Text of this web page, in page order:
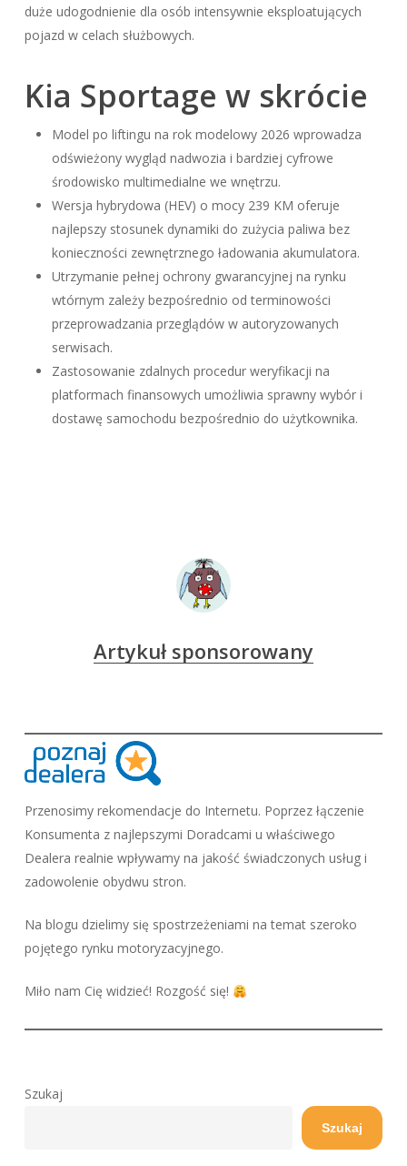
duże udogodnienie dla osób intensywnie eksploatujących
pojazd w celach służbowych.
Kia Sportage w skrócie
Model po liftingu na rok modelowy 2026 wprowadza
odświeżony wygląd nadwozia i bardziej cyfrowe
środowisko multimedialne we wnętrzu.
Wersja hybrydowa (HEV) o mocy 239 KM oferuje
najlepszy stosunek dynamiki do zużycia paliwa bez
konieczności zewnętrznego ładowania akumulatora.
Utrzymanie pełnej ochrony gwarancyjnej na rynku
wtórnym zależy bezpośrednio od terminowości
przeprowadzania przeglądów w autoryzowanych
serwisach.
Zastosowanie zdalnych procedur weryfikacji na
platformach finansowych umożliwia sprawny wybór i
dostawę samochodu bezpośrednio do użytkownika.
Artykuł sponsorowany
Przenosimy rekomendacje do Internetu. Poprzez łączenie
Konsumenta z najlepszymi Doradcami u właściwego
Dealera realnie wpływamy na jakość świadczonych usług i
zadowolenie obydwu stron.
Na blogu dzielimy się spostrzeżeniami na temat szeroko
pojętego rynku motoryzacyjnego.
Miło nam Cię widzieć! Rozgość się!
Szukaj
Szukaj